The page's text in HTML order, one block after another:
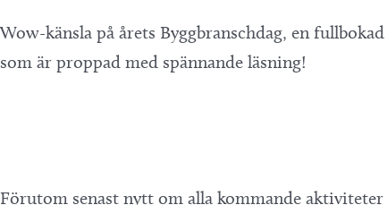
Wow-känsla på årets Byggbranschdag, en
som är proppad med spännande läsning!
Förutom senast nytt om alla kommande